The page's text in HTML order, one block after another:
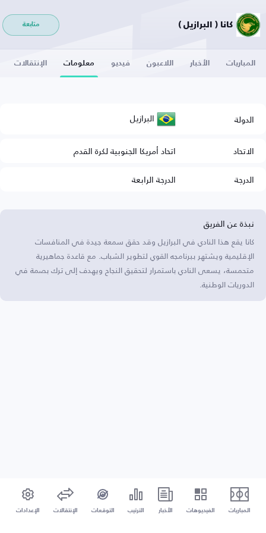
كانا ( البرازيل ) متابعة
المباريات الأخبار اللاعبون فيديو معلومات الإنتقالات
الدولة البرازيل
الاتحاد
اتحاد أمريكا الجنوبية لكرة القدم
الدرجة
الدرجة الرابعة
نبذة عن الفريق
كانا يقع هذا النادي في البرازيل وقد حقق سمعة جيدة في المنافسات
الإقليمية ويشتهر ببرنامجه القوي لتطوير الشباب. مع قاعدة جماهيرية
متحمسة، يسعى النادي باستمرار لتحقيق النجاح ويهدف إلى ترك بصمة في
الدوريات الوطنية.
المباريات الفيديوهات الأخبار الترتيب التوقعات الإنتقالات الإعدادات